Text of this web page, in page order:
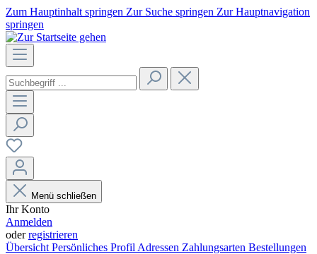
Zum Hauptinhalt springen Zur Suche springen Zur Hauptnavigation
springen
Menü schließen
Ihr Konto
Anmelden
oderregistrieren
Übersicht Persönliches Profil Adressen Zahlungsarten Bestellungen